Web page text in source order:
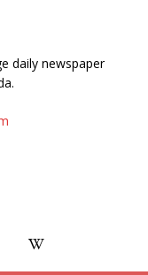
daily newspaper